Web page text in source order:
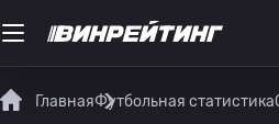
ГлавнаяФутбольная статистика